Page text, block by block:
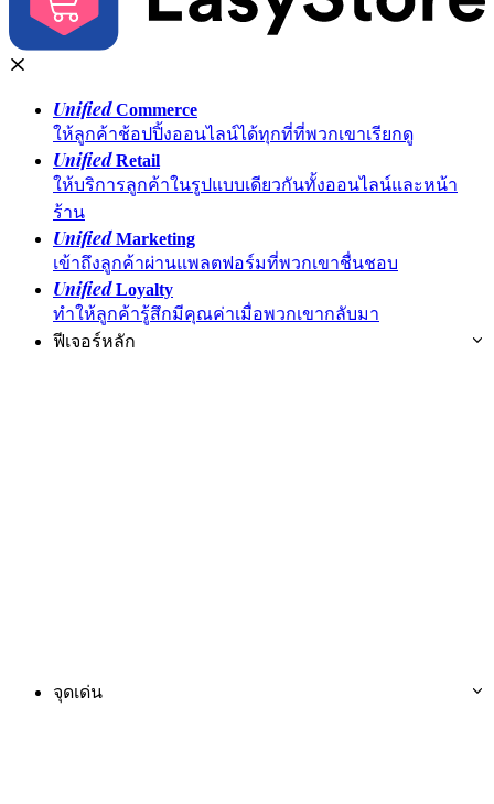
UnifiedCommerce
ให้ลูกค้าช้อปปิ้งออนไลน์ได้ทุกที่ที่พวกเขาเรียกดู
UnifiedRetail
ให้บริการลูกค้าในรูปแบบเดียวกันทั้งออนไลน์และหน้า
ร้าน
UnifiedMarketing
เข้าถึงลูกค้าผ่านแพลตฟอร์มที่พวกเขาชื่นชอบ
UnifiedLoyalty
ทำให้ลูกค้ารู้สึกมีคุณค่าเมื่อพวกเขากลับมา
ฟีเจอร์หลัก
จุดเด่น